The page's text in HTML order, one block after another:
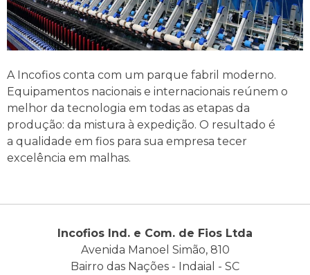
A Incofios conta com um parque fabril moderno.
Equipamentos nacionais e internacionais reúnem o
melhor da tecnologia em todas as etapas da
produção: da mistura à expedição. O resultado é
a qualidade em fios para sua empresa tecer
excelência em malhas.
Incofios Ind. e Com. de Fios Ltda
Avenida Manoel Simão, 810
Bairro das Nações - Indaial - SC